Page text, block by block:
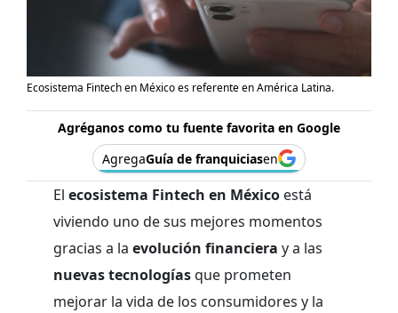
Ecosistema Fintech en México es referente en América Latina.
Agréganos como tu fuente favorita en Google
AgregaGuía de franquiciasen
El ecosistema Fintech en México está
viviendo uno de sus mejores momentos
gracias a la evolución financiera y a las
nuevas tecnologíasque prometen
mejorar la vida de los consumidores y la